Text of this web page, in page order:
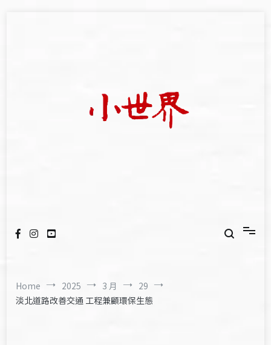
Home 2025 3 月
29
淡北道路改善交通 工程兼顧環保生態